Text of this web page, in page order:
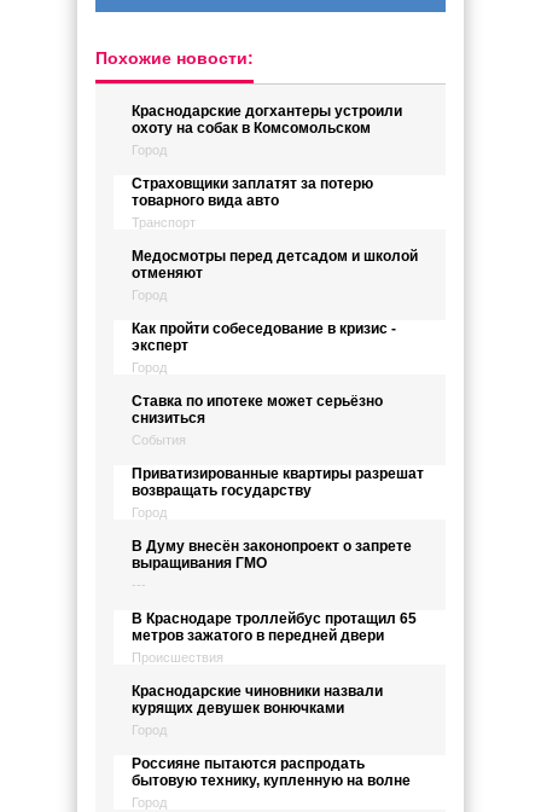
Похожие новости:
Краснодарские догхантеры устроили
охоту на собак в Комсомольском
Город
Страховщики заплатят за потерю
товарного вида авто
Транспорт
Медосмотры перед детсадом и школой
отменяют
Город
Как пройти собеседование в кризис -
эксперт
Город
Ставка по ипотеке может серьёзно
снизиться
События
Приватизированные квартиры разрешат
возвращать государству
Город
В Думу внесён законопроект о запрете
выращивания ГМО
---
В Краснодаре троллейбус протащил 65
метров зажатого в передней двери
Происшествия
Краснодарские чиновники назвали
курящих девушек вонючками
Город
Россияне пытаются распродать
бытовую технику, купленную на волне
Город